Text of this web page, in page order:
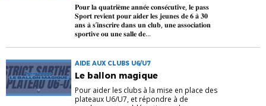
𝐏𝐨𝐮𝐫 𝐥𝐚 𝐪𝐮𝐚𝐭𝐫𝐢𝐞̀𝐦𝐞 𝐚𝐧𝐧𝐞́𝐞 𝐜𝐨𝐧𝐬𝐞́𝐜𝐮𝐭𝐢𝐯𝐞, 𝐥𝐞 𝐩𝐚𝐬𝐬
𝐒𝐩𝐨𝐫𝐭 𝐫𝐞𝐯𝐢𝐞𝐧𝐭 𝐩𝐨𝐮𝐫 𝐚𝐢𝐝𝐞𝐫 𝐥𝐞𝐬 𝐣𝐞𝐮𝐧𝐞𝐬 𝐝𝐞 𝟔 𝐚̀ 𝟑𝟎
𝐚𝐧𝐬 𝐚̀ 𝐬’𝐢𝐧𝐬𝐜𝐫𝐢𝐫𝐞 𝐝𝐚𝐧𝐬 𝐮𝐧 𝐜𝐥𝐮𝐛, 𝐮𝐧𝐞 𝐚𝐬𝐬𝐨𝐜𝐢𝐚𝐭𝐢𝐨𝐧
𝐬𝐩𝐨𝐫𝐭𝐢𝐯𝐞 𝐨𝐮 𝐮𝐧𝐞 𝐬𝐚𝐥𝐥𝐞 𝐝𝐞...
AIDE AUX CLUBS U6/U7
Le ballon magique
Pour aider les clubs à la mise en place des
plateaux U6/U7, et répondre à de